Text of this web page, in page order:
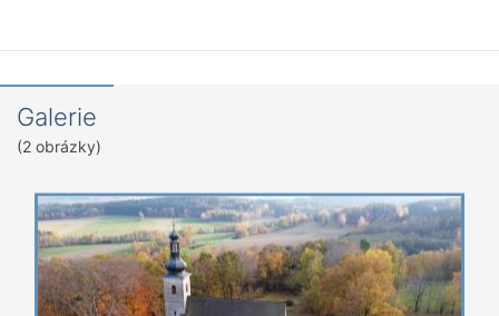
Galerie
(2 obrázky)